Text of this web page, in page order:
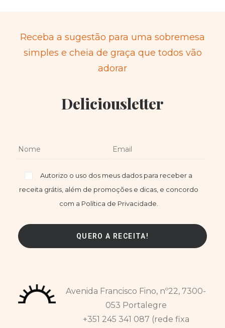
Receba a sugestão para uma sobremesa
simples e cheia de graça que todos vão
adorar
Deliciousletter
Autorizo o uso dos meus dados para receber a
receita grátis, além de promoções e dicas, e concordo
com a Política de Privacidade.
Avenida Francisco Fino, nº22, 7300-
053 Portalegre
+351 245 341 087 (rede fixa